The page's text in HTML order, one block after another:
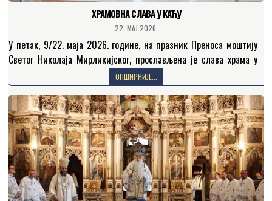
ХРАМОВНА СЛАВА У КАЋУ
22. МАЈ 2026.
У петак, 9/22. маја 2026. године, на празник Преноса моштију
Светог Николаја Мирликијског, прослављена је слава храма у
Каћу. Уочи празника, бденијем је началствовао
протонамесник…
ОПШИРНИЈЕ...